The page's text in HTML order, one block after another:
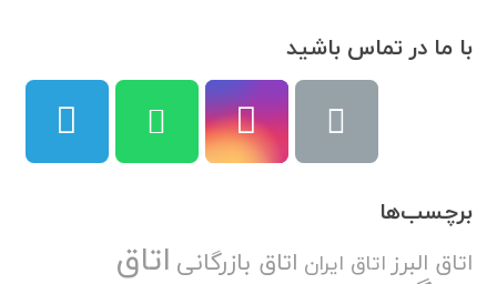
با ما در تماس باشید
برچسب‌ها
اتاق البرز اتاق ایران اتاق بازرگانی اتاق